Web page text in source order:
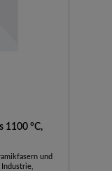
1100 °C,
und